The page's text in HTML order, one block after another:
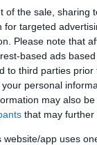
of the sale, sharing
for targeted
Please note that
based ads
to third parties
personal
may also
that may further
website/app uses